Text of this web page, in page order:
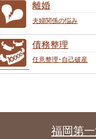
離婚
夫婦関係の悩み
債務整理
任意整理･自己破産
福岡第